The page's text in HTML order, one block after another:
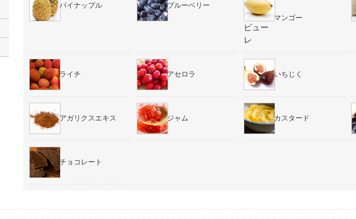
パイナップル ブルーベリー
ピュー
レ
マンゴー
ライチ アセロラ いちじく
アガリクスエキス ジャム カスタード
チョコレート